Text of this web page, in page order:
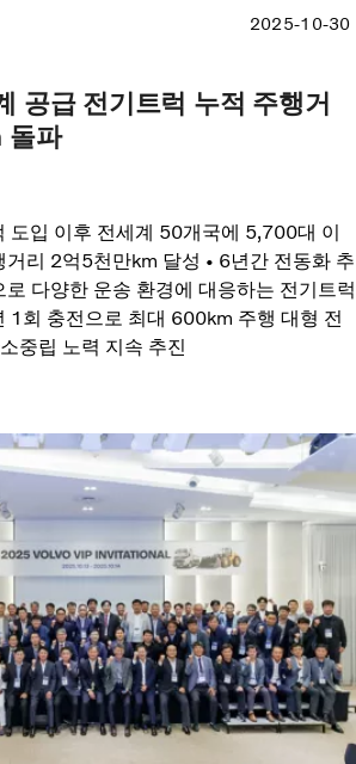
2025-10-30
공급 전기트럭 누적 주행거
돌파
도입 이후 전세계 50개국에 5,700대 이
리 2억5천만km 달성 • 6년간 전동화 추
다양한 운송 환경에 대응하는 전기트럭
1회 충전으로 최대 600km 주행 대형 전
중립 노력 지속 추진